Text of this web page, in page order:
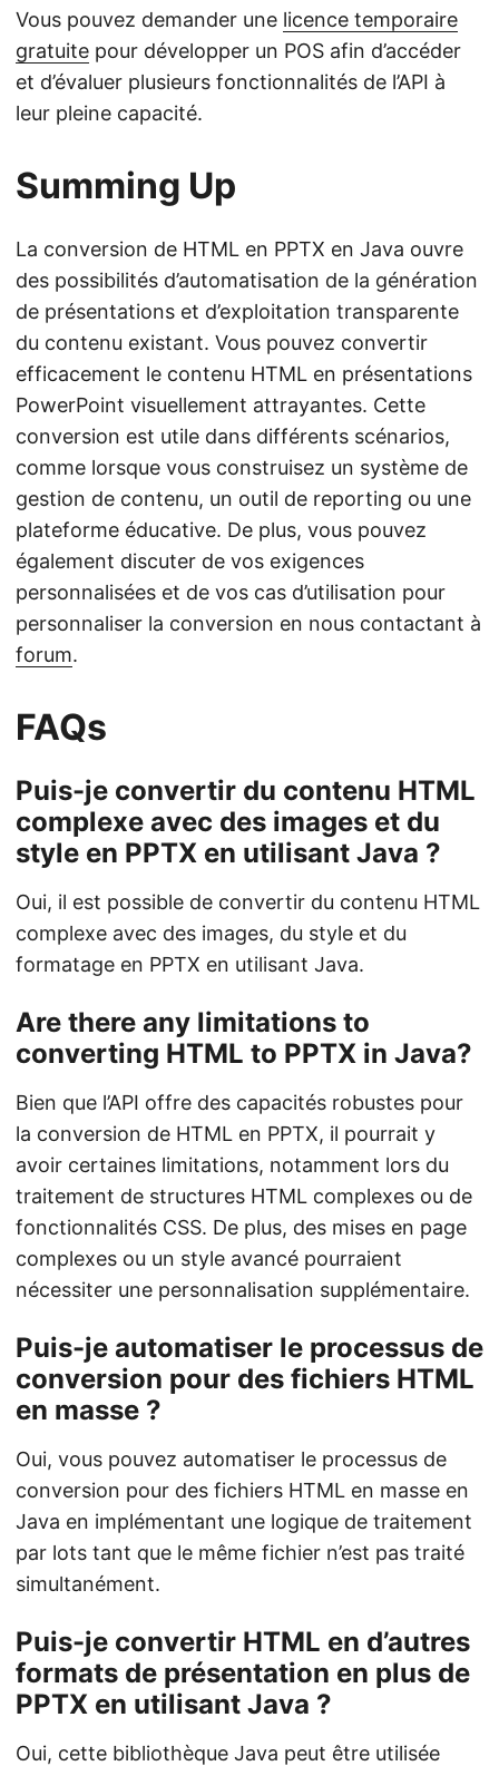
Vous pouvez demander une licence temporaire
gratuite pour développer un POS afin d’accéder
et d’évaluer plusieurs fonctionnalités de l’API à
leur pleine capacité.
Summing Up
La conversion de HTML en PPTX en Java ouvre
des possibilités d’automatisation de la génération
de présentations et d’exploitation transparente
du contenu existant. Vous pouvez convertir
efficacement le contenu HTML en présentations
PowerPoint visuellement attrayantes. Cette
conversion est utile dans différents scénarios,
comme lorsque vous construisez un système de
gestion de contenu, un outil de reporting ou une
plateforme éducative. De plus, vous pouvez
également discuter de vos exigences
personnalisées et de vos cas d’utilisation pour
personnaliser la conversion en nous contactant à
forum.
FAQs
Puis-je convertir du contenu HTML
complexe avec des images et du
style en PPTX en utilisant Java ?
Oui, il est possible de convertir du contenu HTML
complexe avec des images, du style et du
formatage en PPTX en utilisant Java.
Are there any limitations to
converting HTML to PPTX in Java?
Bien que l’API offre des capacités robustes pour
la conversion de HTML en PPTX, il pourrait y
avoir certaines limitations, notamment lors du
traitement de structures HTML complexes ou de
fonctionnalités CSS. De plus, des mises en page
complexes ou un style avancé pourraient
nécessiter une personnalisation supplémentaire.
Puis-je automatiser le processus de
conversion pour des fichiers HTML
en masse ?
Oui, vous pouvez automatiser le processus de
conversion pour des fichiers HTML en masse en
Java en implémentant une logique de traitement
par lots tant que le même fichier n’est pas traité
simultanément.
Puis-je convertir HTML en d’autres
formats de présentation en plus de
PPTX en utilisant Java ?
Oui, cette bibliothèque Java peut être utilisée